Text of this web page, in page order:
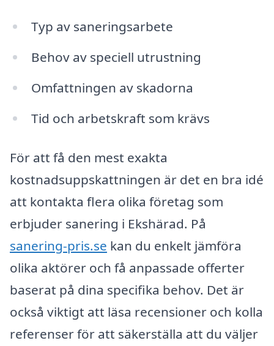
Typ av saneringsarbete
Behov av speciell utrustning
Omfattningen av skadorna
Tid och arbetskraft som krävs
För att få den mest exakta
kostnadsuppskattningen är det en bra idé
att kontakta flera olika företag som
erbjuder sanering i Ekshärad. På
sanering-pris.se kan du enkelt jämföra
olika aktörer och få anpassade offerter
baserat på dina specifika behov. Det är
också viktigt att läsa recensioner och kolla
referenser för att säkerställa att du väljer